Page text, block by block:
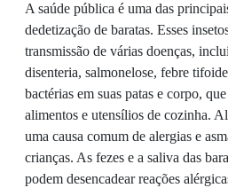
A saúde pública é uma das
dedetização de baratas. Esses
transmissão de várias doenças,
disenteria, salmonelose, febre
bactérias em suas patas e corpo,
alimentos e utensílios de cozinha.
uma causa comum de alergias e
crianças. As fezes e a saliva das
podem desencadear reações